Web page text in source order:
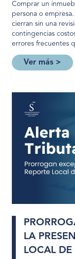
Comprar un
persona o
cierran sin una
contingencias
errores frecuentes
Ver más >
LA
LOCAL DE